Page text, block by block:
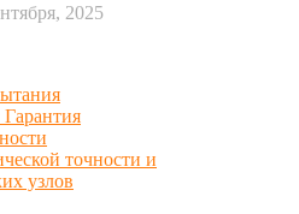
2025
Гарантия
точности и
узлов